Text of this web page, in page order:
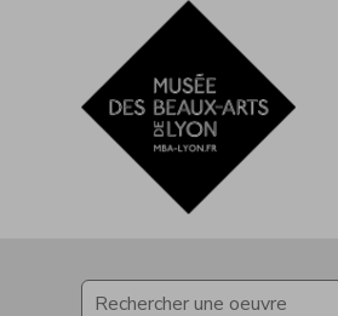
Accèder directement au contenu
Accèder directement au contenu